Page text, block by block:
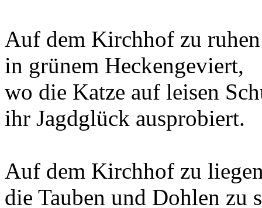
Auf dem Kirchhof zu ruhen
in grünem Heckengeviert,
wo die Katze auf leisen
ihr Jagdglück ausprobiert.
Auf dem Kirchhof zu
die Tauben und Dohlen zu